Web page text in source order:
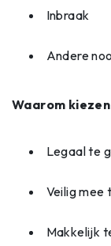
Inbraak
Andere
Waarom
Legaal te
Veilig mee
Makkelijk